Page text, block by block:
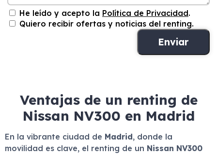
He leído y acepto la Política de Privacidad.
Quiero recibir ofertas y noticias del renting.
Ventajas de un renting de
Nissan NV300 en Madrid
En la vibrante ciudad de Madrid, donde la
movilidad es clave, el renting de un Nissan NV300